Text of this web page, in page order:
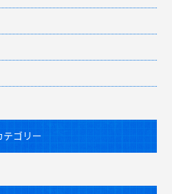
テゴリー